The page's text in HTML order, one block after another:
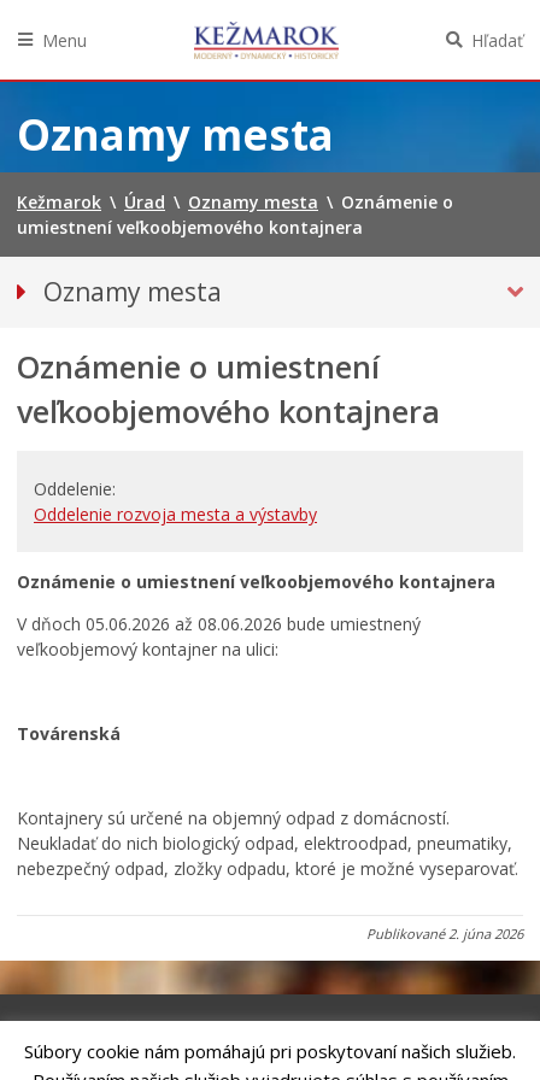
obsah
Menu Hľadať
Oznamy mesta
Kežmarok \ Úrad \ Oznamy mesta \ Oznámenie o
umiestnení veľkoobjemového kontajnera
Oznamy mesta
Bezpečnosť
Straty a nálezy
Doprava, údržba komunikácií
Kultúra, šport a propagácia
Rodina, život, bývanie
Školstvo
Stavby, prenájmy a pozemky
ŽIVOTNÉ PROSTREDIE A ODPADY
Oznámenie o umiestnení
veľkoobjemového kontajnera
Oddelenie
Oddelenie rozvoja mesta a výstavby
Oznámenie o umiestnení veľkoobjemového kontajnera
V dňoch 05.06.2026 až 08.06.2026 bude umiestnený
veľkoobjemový kontajner na ulici:
Továrenská
Kontajnery sú určené na objemný odpad z domácností.
Neukladať do nich biologický odpad, elektroodpad, pneumatiky,
nebezpečný odpad, zložky odpadu, ktoré je možné vyseparovať.
Publikované2. júna 2026
Riešenie ANTIK SMART CITY | Technický prevádzkovateľ – MVI
Súbory cookie nám pomáhajú pri poskytovaní našich služieb.